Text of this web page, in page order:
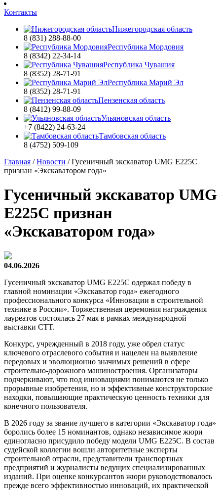
Контакты
Нижегородская область
8 (831) 288-88-00
Республика Мордовия
8 (8342) 22-34-14
Республика Чувашия
8 (8352) 28-71-91
Республика Марий Эл
8 (8352) 28-71-91
Пензенская область
8 (8412) 99-88-09
Ульяновская область
+7 (8422) 24-63-24
Тамбовская область
8 (4752) 509-109
Главная /Новости /Гусеничный экскаватор UMG E225C
признан «Экскаватором года»
Гусеничный экскаватор UMG
E225C признан
«Экскаватором года»
04.06.2026
Гусеничный экскаватор UMG E225C одержал победу в
главной номинации «Экскаватор года» ежегодного
профессионального конкурса «Инновации в строительной
технике в России». Торжественная церемония награждения
лауреатов состоялась 27 мая в рамках международной
выставки CTT.
Конкурс, учрежденный в 2018 году, уже обрел статус
ключевого отраслевого события и нацелен на выявление
передовых и эволюционно значимых решений в сфере
строительно-дорожного машиностроения. Организаторы
подчеркивают, что под инновациями понимаются не только
прорывные изобретения, но и эффективные конструкторские
находки, повышающие практическую ценность техники для
конечного пользователя.
В 2026 году за звание лучшего в категории «Экскаватор года»
боролись более 15 номинантов, однако независимое жюри
единогласно присудило победу модели UMG E225C. В состав
судейской коллегии вошли авторитетные эксперты
строительной отрасли, представители транспортных
предприятий и журналисты ведущих специализированных
изданий. При оценке конкурсантов жюри руководствовалось
прежде всего эффективностью инноваций, их практической